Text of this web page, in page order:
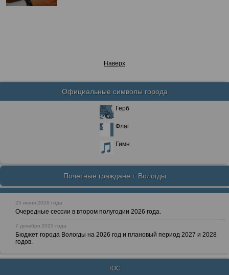
Наверх
Официальные символы города
Герб
Флаг
Гимн
Почетные граждане г. Вологды
25 июня 2026 года
Очередные сессии в втором полугодии 2026 года.
7 декабря 2025 года
Бюджет города Вологды на 2026 год и плановый период 2027 и 2028
годов.
ТОС